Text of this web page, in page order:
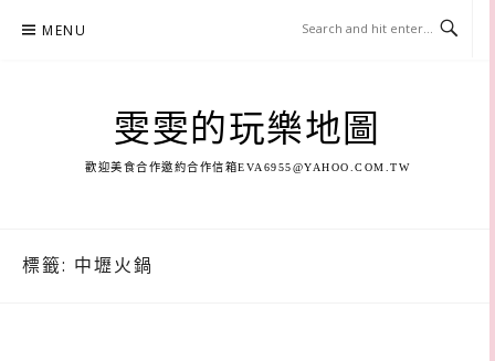
MENU
雯雯的玩樂地圖
歡迎美食合作邀約合作信箱EVA6955@YAHOO.COM.TW
標籤: 中壢火鍋